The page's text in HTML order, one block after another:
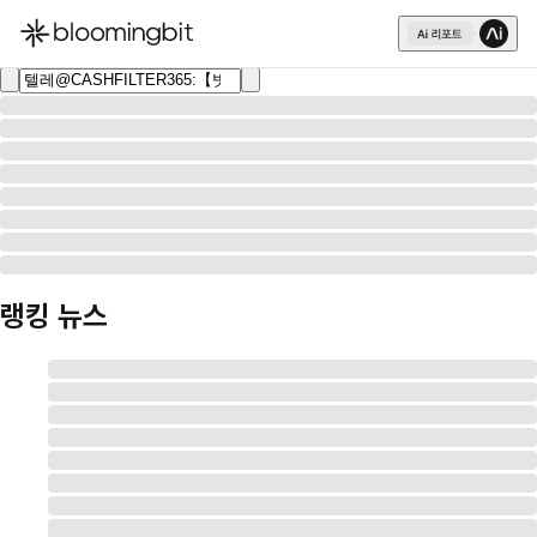
한국어
English
日本語
랭킹 뉴스